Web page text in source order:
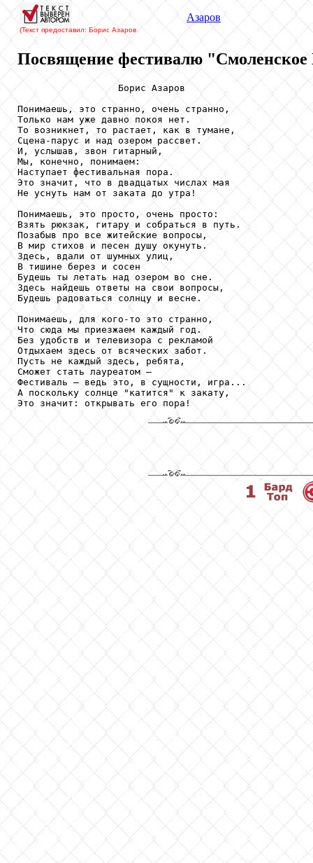
(Текст предоставил: Борис Азаров
Азаров
Посвящение фестивалю "Смоленское
                  Борис Азаров
Понимаешь, это странно, очень странно,
Только нам уже давно покоя нет.
То возникнет, то растает, как в тумане,
Сцена-парус и над озером рассвет.
И, услышав, звон гитарный,
Мы, конечно, понимаем:
Наступает фестивальная пора.
Это значит, что в двадцатых числах мая
Не уснуть нам от заката до утра!
Понимаешь, это просто, очень просто:
Взять рюкзак, гитару и собраться в путь.
Позабыв про все житейские вопросы,
В мир стихов и песен душу окунуть.
Здесь, вдали от шумных улиц,
В тишине берез и сосен
Будешь ты летать над озером во сне.
Здесь найдешь ответы на свои вопросы,
Будешь радоваться солнцу и весне.
Понимаешь, для кого-то это странно,
Что сюда мы приезжаем каждый год.
Без удобств и телевизора с рекламой
Отдыхаем здесь от всяческих забот.
Пусть не каждый здесь, ребята,
Сможет стать лауреатом –
Фестиваль – ведь это, в сущности, игра...
А поскольку солнце "катится" к закату,